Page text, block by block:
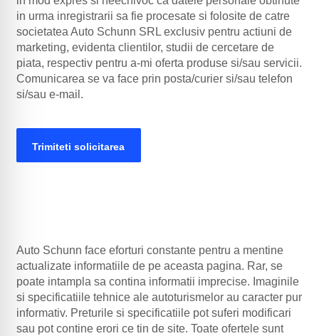
in urma inregistrarii sa fie procesate si folosite de catre
societatea Auto Schunn SRL exclusiv pentru actiuni de
marketing, evidenta clientilor, studii de cercetare de
piata, respectiv pentru a-mi oferta produse si/sau servicii.
Comunicarea se va face prin posta/curier si/sau telefon
si/sau e-mail.
Auto Schunn face eforturi constante pentru a mentine
actualizate informatiile de pe aceasta pagina. Rar, se
poate intampla sa contina informatii imprecise. Imaginile
si specificatiile tehnice ale autoturismelor au caracter pur
informativ. Preturile si specificatiile pot suferi modificari
sau pot contine erori ce tin de site. Toate ofertele sunt